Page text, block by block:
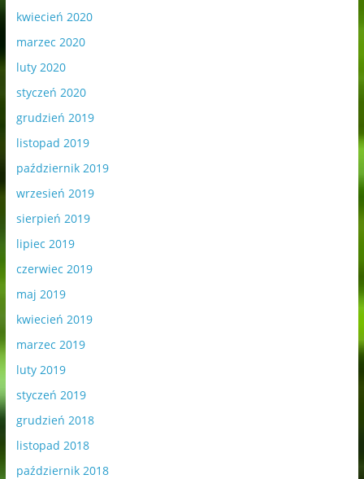
kwiecień 2020
marzec 2020
luty 2020
styczeń 2020
grudzień 2019
listopad 2019
październik 2019
wrzesień 2019
sierpień 2019
lipiec 2019
czerwiec 2019
maj 2019
kwiecień 2019
marzec 2019
luty 2019
styczeń 2019
grudzień 2018
listopad 2018
październik 2018